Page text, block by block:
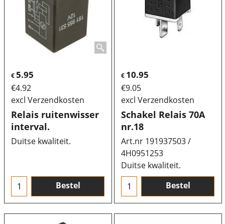
€5.95
€4.92
excl Verzendkosten
Relais ruitenwisser
interval.
Duitse kwaliteit.
Bestel
€ 10.95
€9.05
excl Verzendkosten
Schakel Relais 70A
nr.18
Art.nr 191937503 /
4H0951253
Duitse kwaliteit.
Bestel